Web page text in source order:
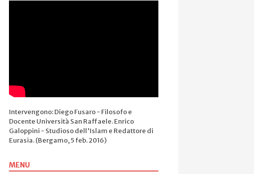
Intervengono: Diego Fusaro - Filosofo e
Docente Università San Raffaele. Enrico
Galoppini - Studioso dell'Islam e Redattore di
Eurasia. (Bergamo, 5 feb. 2016)
MENU